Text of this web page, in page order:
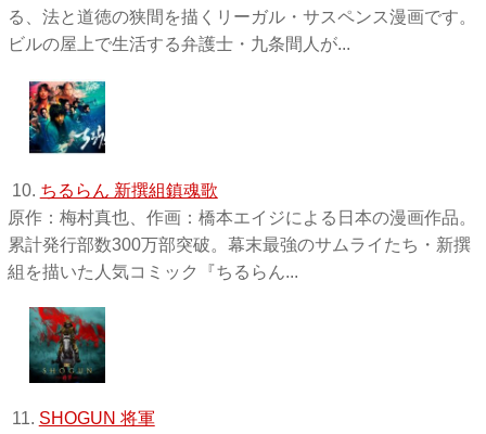
る、法と道徳の狭間を描くリーガル・サスペンス漫画です。
ビルの屋上で生活する弁護士・九条間人が...
10. ちるらん 新撰組鎮魂歌
原作：梅村真也、作画：橋本エイジによる日本の漫画作品。
累計発行部数300万部突破。幕末最強のサムライたち・新撰
組を描いた人気コミック『ちるらん...
11. SHOGUN 将軍